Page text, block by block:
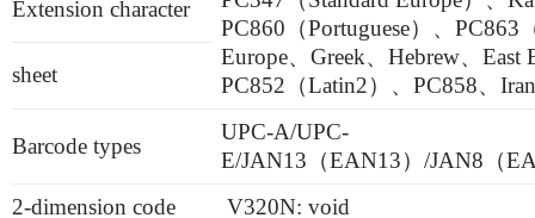
Extension character
PC860（Portuguese）、PC863
Europe、Greek、Hebrew、
PC852（Latin2）、PC858、
sheet
Barcode types
UPC-A/UPC-
E/JAN13（EAN13）/JAN8（
2-dimension code
V320N: void